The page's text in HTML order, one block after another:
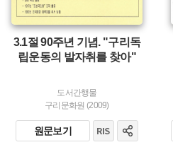
3.1절 90주년 기념. "구리독
립운동의 발자취를 찾아"
도서간행물
구리문화원 (2009)
원문보기